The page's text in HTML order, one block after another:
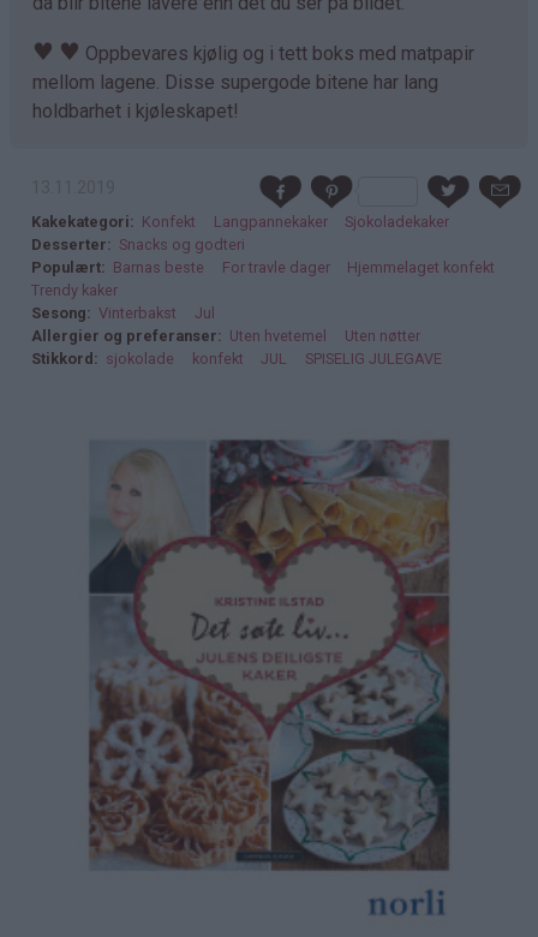
♥ ♥ Oppbevares kjølig og i tett boks med matpapir
mellom lagene. Disse supergode bitene har lang
holdbarhet i kjøleskapet!
Kakekategori Konfekt Langpannekaker
Sjokoladekaker
Desserter
Snacks og godteri
Populært
Barnas beste For travle dager
Hjemmelaget konfekt
Trendy kaker
Sesong
Vinterbakst
Jul
Allergier og preferanser
Uten hvetemel
Uten nøtter
Stikkord
sjokolade konfekt JUL SPISELIG JULEGAVE